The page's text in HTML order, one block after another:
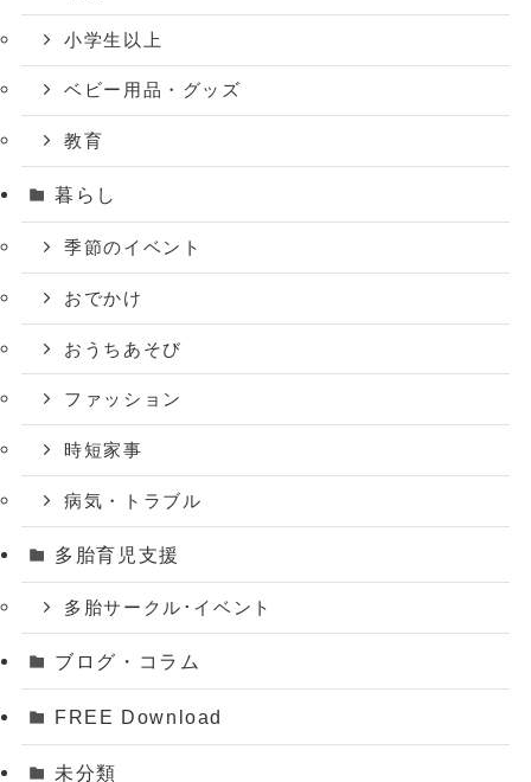
小学生以上
ベビー用品・グッズ
教育
暮らし
季節のイベント
おでかけ
おうちあそび
ファッション
時短家事
病気・トラブル
多胎育児支援
多胎サークル･イベント
ブログ・コラム
FREE Download
未分類